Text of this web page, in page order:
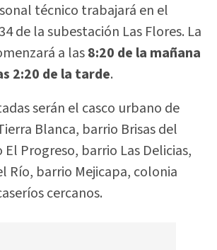
técnico trabajará en el
de la subestación Las Flores. La
a las8:20 de la mañana
2:20 de la tarde.
serán el casco urbano de
Blanca, barrio Brisas del
Progreso, barrio Las Delicias,
Río, barrio Mejicapa, colonia
cercanos.